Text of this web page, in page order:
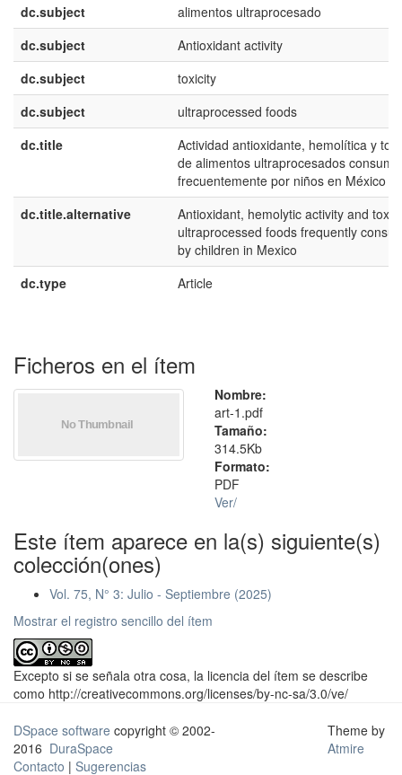
dc.subject
alimentos ultraprocesado
dc.subject
Antioxidant activity
dc.subject
toxicity
dc.subject
ultraprocessed foods
dc.title
Actividad antioxidante, hemolítica y
de alimentos ultraprocesados
frecuentemente por niños en México
dc.title.alternative
Antioxidant, hemolytic activity and
ultraprocessed foods frequently
by children in Mexico
dc.type
Article
Ficheros en el ítem
Nombre:
art-1.pdf
Tamaño:
314.5Kb
Formato:
PDF
Ver/
Este ítem aparece en la(s) siguiente(s)
colección(ones)
Vol. 75, N° 3: Julio - Septiembre (2025)
Mostrar el registro sencillo del ítem
Excepto si se señala otra cosa, la licencia del ítem se describe
como http://creativecommons.org/licenses/by-nc-sa/3.0/ve/
DSpace software copyright © 2002-
2016 DuraSpace
Contacto | Sugerencias
Theme by
Atmire